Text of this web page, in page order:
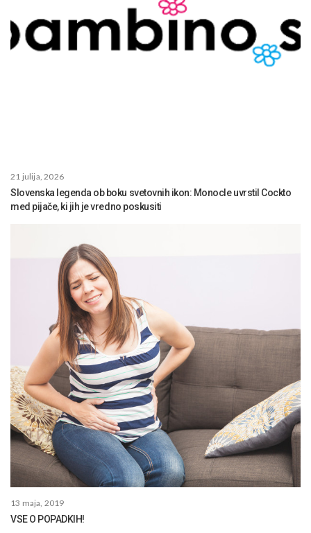
21 julija, 2026
Slovenska legenda ob boku svetovnih ikon: Monocle uvrstil Cockto
med pijače, ki jih je vredno poskusiti
13 maja, 2019
VSE O POPADKIH!